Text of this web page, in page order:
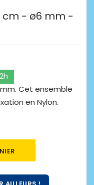
cm - ø6 mm -
Cet ensemble
en Nylon.